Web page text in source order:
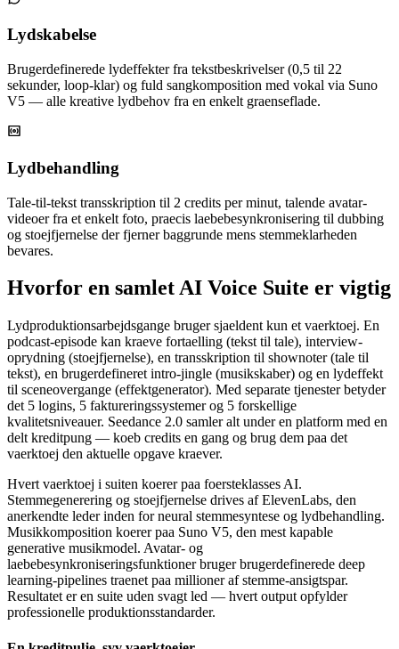
Lydskabelse
Brugerdefinerede lydeffekter fra tekstbeskrivelser (0,5 til 22
sekunder, loop-klar) og fuld sangkomposition med vokal via Suno
V5 — alle kreative lydbehov fra en enkelt graenseflade.
Lydbehandling
Tale-til-tekst transskription til 2 credits per minut, talende avatar-
videoer fra et enkelt foto, praecis laebebesynkronisering til dubbing
og stoejfjernelse der fjerner baggrunde mens stemmeklarheden
bevares.
Hvorfor en samlet AI Voice Suite er vigtig
Lydproduktionsarbejdsgange bruger sjaeldent kun et vaerktoej. En
podcast-episode kan kraeve fortaelling (tekst til tale), interview-
oprydning (stoejfjernelse), en transskription til shownoter (tale til
tekst), en brugerdefineret intro-jingle (musikskaber) og en lydeffekt
til sceneovergange (effektgenerator). Med separate tjenester betyder
det 5 logins, 5 faktureringssystemer og 5 forskellige
kvalitetsniveauer. Seedance 2.0 samler alt under en platform med en
delt kreditpung — koeb credits en gang og brug dem paa det
vaerktoej den aktuelle opgave kraever.
Hvert vaerktoej i suiten koerer paa foersteklasses AI.
Stemmegenerering og stoejfjernelse drives af ElevenLabs, den
anerkendte leder inden for neural stemmesyntese og lydbehandling.
Musikkomposition koerer paa Suno V5, den mest kapable
generative musikmodel. Avatar- og
laebebesynkroniseringsfunktioner bruger brugerdefinerede deep
learning-pipelines traenet paa millioner af stemme-ansigtspar.
Resultatet er en suite uden svagt led — hvert output opfylder
professionelle produktionsstandarder.